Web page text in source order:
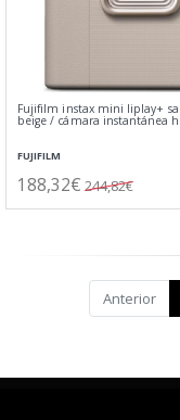
Fujifilm instax mini liplay+
beige / cámara instantánea
FUJIFILM
188,32€ 244,82€
Anterior